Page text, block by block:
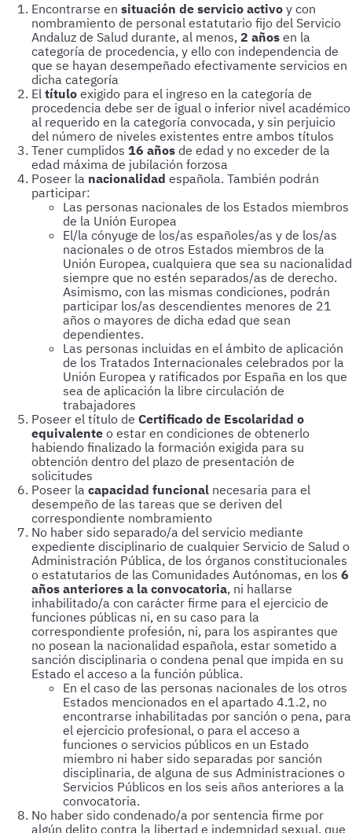
Encontrarse en situación de servicio activo y con
nombramiento de personal estatutario fijo del Servicio
Andaluz de Salud durante, al menos, 2 años en la
categoría de procedencia, y ello con independencia de
que se hayan desempeñado efectivamente servicios en
dicha categoría
El título exigido para el ingreso en la categoría de
procedencia debe ser de igual o inferior nivel académico
al requerido en la categoría convocada, y sin perjuicio
del número de niveles existentes entre ambos títulos
Tener cumplidos 16 años de edad y no exceder de la
edad máxima de jubilación forzosa
Poseer la nacionalidad española. También podrán
participar:
Las personas nacionales de los Estados miembros
de la Unión Europea
El/la cónyuge de los/as españoles/as y de los/as
nacionales o de otros Estados miembros de la
Unión Europea, cualquiera que sea su nacionalidad
siempre que no estén separados/as de derecho.
Asimismo, con las mismas condiciones, podrán
participar los/as descendientes menores de 21
años o mayores de dicha edad que sean
dependientes.
Las personas incluidas en el ámbito de aplicación
de los Tratados Internacionales celebrados por la
Unión Europea y ratificados por España en los que
sea de aplicación la libre circulación de
trabajadores
Poseer el título de Certificado de Escolaridad o
equivalente o estar en condiciones de obtenerlo
habiendo finalizado la formación exigida para su
obtención dentro del plazo de presentación de
solicitudes
Poseer la capacidad funcional necesaria para el
desempeño de las tareas que se deriven del
correspondiente nombramiento
No haber sido separado/a del servicio mediante
expediente disciplinario de cualquier Servicio de Salud o
Administración Pública, de los órganos constitucionales
o estatutarios de las Comunidades Autónomas, en los 6
años anteriores a la convocatoria, ni hallarse
inhabilitado/a con carácter firme para el ejercicio de
funciones públicas ni, en su caso para la
correspondiente profesión, ni, para los aspirantes que
no posean la nacionalidad española, estar sometido a
sanción disciplinaria o condena penal que impida en su
Estado el acceso a la función pública.
En el caso de las personas nacionales de los otros
Estados mencionados en el apartado 4.1.2, no
encontrarse inhabilitadas por sanción o pena, para
el ejercicio profesional, o para el acceso a
funciones o servicios públicos en un Estado
miembro ni haber sido separadas por sanción
disciplinaria, de alguna de sus Administraciones o
Servicios Públicos en los seis años anteriores a la
convocatoria.
No haber sido condenado/a por sentencia firme por
algún delito contra la libertad e indemnidad sexual, que